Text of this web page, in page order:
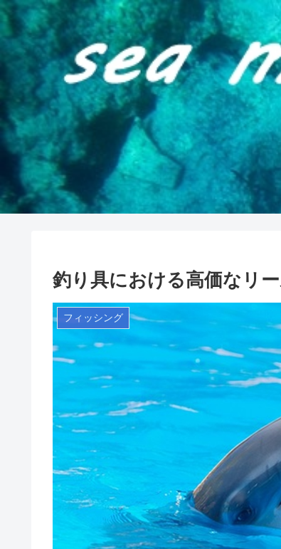
釣り具における高価なリ
フィッシング